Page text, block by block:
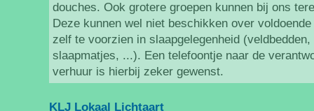
douches. Ook grotere groepen kunnen bij ons
Deze kunnen wel niet beschikken over
zelf te voorzien in slaapgelegenheid
slaapmatjes, ...). Een telefoontje naar de
verhuur is hierbij zeker gewenst.
KLJ Lokaal Lichtaart